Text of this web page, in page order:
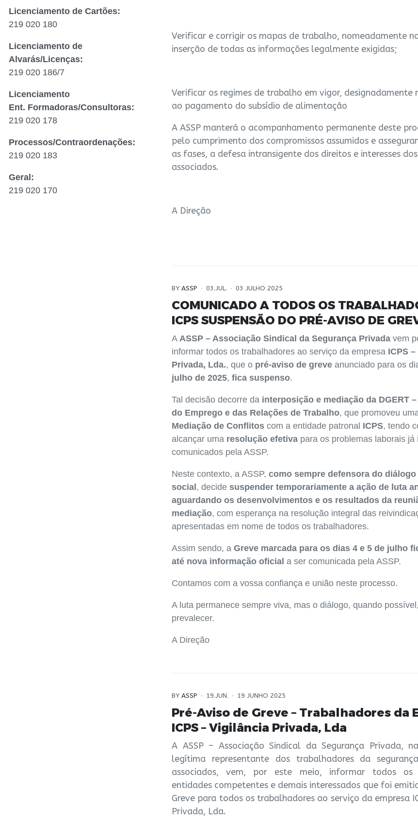
Verificar e corrigir os mapas de trabalho, nomeadamente
inserção de todas as informações legalmente exigidas;
Verificar os regimes de trabalho em vigor, designadamente
ao pagamento do subsídio de alimentação
A ASSP manterá o acompanhamento permanente deste
pelo cumprimento dos compromissos assumidos e
as fases, a defesa intransigente dos direitos e interesses
associados.
A Direção
BY ASSP 03.JUL. 03 JULHO 2025
COMUNICADO A TODOS OS
ICPS SUSPENSÃO DO PRÉ-AVISO DE
A ASSP – Associação Sindical da Segurança Privada vem
informar todos os trabalhadores ao serviço da empresa ICPS
Privada, Lda., que o pré-aviso de greve anunciado para os
julho de 2025, fica suspenso.
Tal decisão decorre da interposição e mediação da DGERT
do Emprego e das Relações de Trabalho, que promoveu
Mediação de Conflitos com a entidade patronal ICPS, tendo
alcançar uma resolução efetiva para os problemas laborais já
comunicados pela ASSP.
Neste contexto, a ASSP, como sempre defensora do diálogo
social, decide suspender temporariamente a ação de luta
aguardando os desenvolvimentos e os resultados da
mediação, com esperança na resolução integral das
apresentadas em nome de todos os trabalhadores.
Assim sendo, a Greve marcada para os dias 4 e 5 de julho
até nova informação oficial a ser comunicada pela ASSP.
Contamos com a vossa confiança e união neste processo.
A luta permanece sempre viva, mas o diálogo, quando
prevalecer.
A Direção
BY ASSP 19.JUN. 19 JUNHO 2025
Pré-Aviso de Greve – Trabalhadores da
ICPS – Vigilância Privada, Lda
A ASSP – Associação Sindical da Segurança Privada,
legítima representante dos trabalhadores da
associados, vem, por este meio, informar todos os
entidades competentes e demais interessados que foi
Greve para todos os trabalhadores ao serviço da empresa
Privada, Lda.
Licenciamento de Cartões:
219 020 180
Licenciamento de
Alvarás/Licenças:
219 020 186/7
Licenciamento
Ent. Formadoras/Consultoras:
219 020 178
Processos/Contraordenações:
219 020 183
Geral:
219 020 170